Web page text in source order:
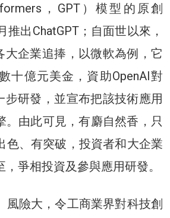
，GPT）模型的原創
推出ChatGPT；自面世以來，
大企業追捧，以微軟為例，它
十億元美金，資助OpenAI對
步研發，並宣布把該技術應用
。由此可見，有麝自然香，只
色、有突破，投資者和大企業
爭相投資及參與應用研發。
風險大，令工商業界對科技創